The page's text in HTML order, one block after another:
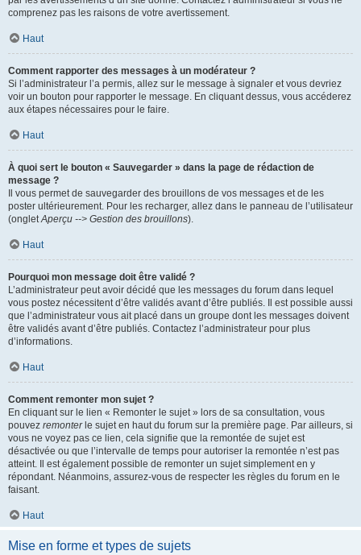
comprenez pas les raisons de votre avertissement.
Haut
Comment rapporter des messages à un modérateur ?
Si l’administrateur l’a permis, allez sur le message à signaler et vous devriez
voir un bouton pour rapporter le message. En cliquant dessus, vous accéderez
aux étapes nécessaires pour le faire.
Haut
À quoi sert le bouton « Sauvegarder » dans la page de rédaction de
message ?
Il vous permet de sauvegarder des brouillons de vos messages et de les
poster ultérieurement. Pour les recharger, allez dans le panneau de l’utilisateur
(ongletAperçu --> Gestion des brouillons).
Haut
Pourquoi mon message doit être validé ?
L’administrateur peut avoir décidé que les messages du forum dans lequel
vous postez nécessitent d’être validés avant d’être publiés. Il est possible aussi
que l’administrateur vous ait placé dans un groupe dont les messages doivent
être validés avant d’être publiés. Contactez l’administrateur pour plus
d’informations.
Haut
Comment remonter mon sujet ?
En cliquant sur le lien « Remonter le sujet » lors de sa consultation, vous
pouvez remonterle sujet en haut du forum sur la première page. Par ailleurs, si
vous ne voyez pas ce lien, cela signifie que la remontée de sujet est
désactivée ou que l’intervalle de temps pour autoriser la remontée n’est pas
atteint. Il est également possible de remonter un sujet simplement en y
répondant. Néanmoins, assurez-vous de respecter les règles du forum en le
faisant.
Haut
Mise en forme et types de sujets